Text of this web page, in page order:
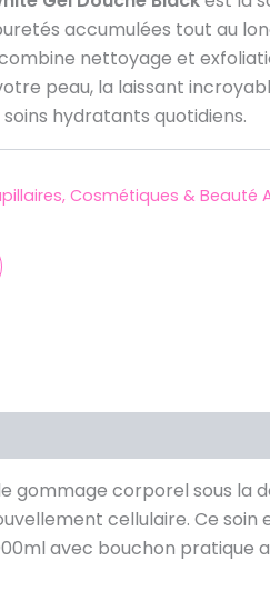
accumulées tout au
nettoyage et
peau, la laissant
hydratants quotidiens.
Cosmétiques & Beauté
gommage corporel sous la
cellulaire. Ce soin
avec bouchon pratique